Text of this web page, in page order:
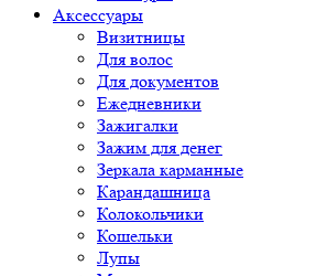
Аксессуары
Визитницы
Для волос
Для документов
Ежедневники
Зажигалки
Зажим для денег
Зеркала карманные
Карандашница
Колокольчики
Кошельки
Лупы